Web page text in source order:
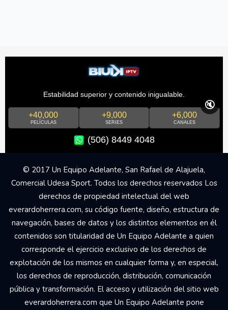
Estabilidad superior y contenido inigualable.
+40,000
PELÍCULAS
+9,000
SERIES
+6,000
CANALES
(506) 8449 4048
🔇
© 2017 Un Equipo Adelante, San Rafael de Alajuela,
Comercial Udesa Sport. Todos los derechos reservados Los
derechos de propiedad intelectual del web
everardoherrera.com, su código fuente, diseño, estructura de
navegación, bases de datos y los distintos elementos en él
contenidos son titularidad de Un Equipo Adelante a quien
corresponde el ejercicio exclusivo de los derechos de
explotación de los mismos en cualquier forma y, en especial,
los derechos de reproducción, distribución, comunicación
pública y transformación. El acceso y utilización del sitio web
everardoherrera.com que Un Equipo Adelante pone